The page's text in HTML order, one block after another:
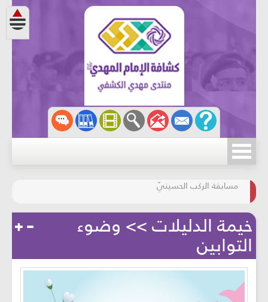
مسابقة الركب الحسينيّ
المحافظة على البيئة
خيمة الدليلات >> وضوء
التوابين